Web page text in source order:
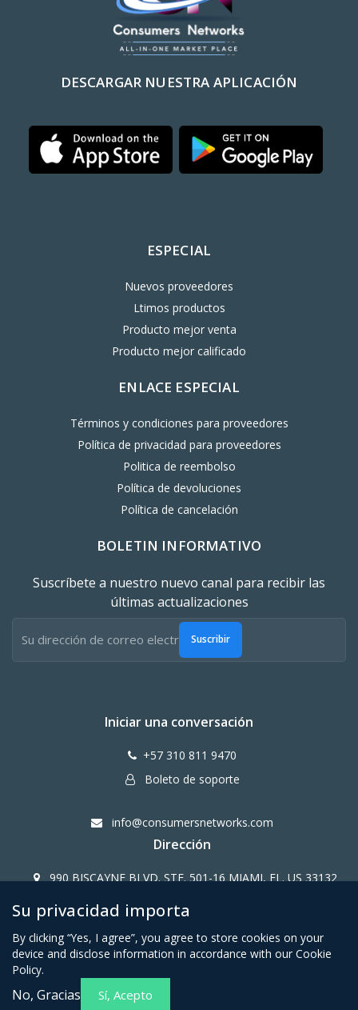
DESCARGAR NUESTRA APLICACIÓN
ESPECIAL
Nuevos proveedores
Ltimos productos
Producto mejor venta
Producto mejor calificado
ENLACE ESPECIAL
Términos y condiciones para proveedores
Política de privacidad para proveedores
Politica de reembolso
Política de devoluciones
Política de cancelación
BOLETIN INFORMATIVO
Suscríbete a nuestro nuevo canal para recibir las
últimas actualizaciones
Suscribir
Iniciar una conversación
+57 310 811 9470
Boleto de soporte
info@consumersnetworks.com
Dirección
990 BISCAYNE BLVD. STE. 501-16 MIAMI, FL. US 33132
Copy Right CONSUMERS NETWORK@2024
Términos y condiciones para
Su privacidad importa
By clicking “Yes, I agree”, you agree to store cookies on your
device and disclose information in accordance with our Cookie
Policy.
No, Gracias Sí, Acepto